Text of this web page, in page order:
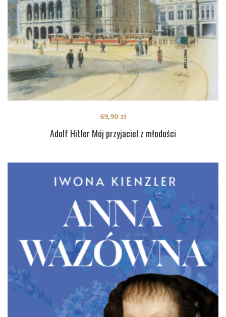
Adolf Hitler Mój przyjaciel z młodości
69,90 zł